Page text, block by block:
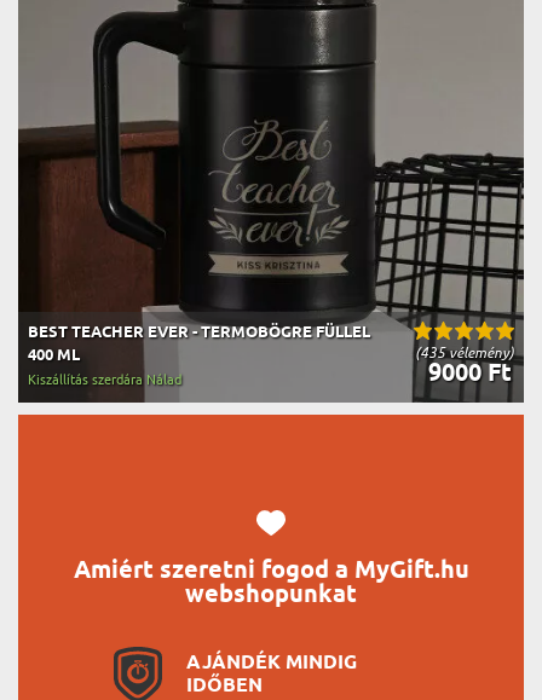
(435 vélemény)
BEST TEACHER EVER - TERMOBÖGRE FÜLLEL
400 ML
9000 Ft
Kiszállítás szerdára Nálad
Amiért szeretni fogod a MyGift.hu
webshopunkat
AJÁNDÉK MINDIG
IDŐBEN